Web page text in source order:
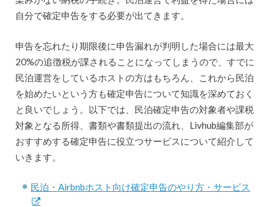
自分で確定申告をする必要が出てきます。
申告を忘れたり期限後に申告漏れが判明した場合には最大
20%の追徴税が課されることになってしまうので、すでに
民泊運営をしているホストの方はもちろん、これから民泊
を始めたいという方も確定申告について知識を深めておく
と良いでしょう。以下では、民泊確定申告の対象者や課税
対象となる所得、書類や書類提出の流れ、Livhub編集部が
おすすめする確定申告に役立つサービスについて紹介して
いきます。
民泊・Airbnbホスト向け確定申告のやり方・サービス